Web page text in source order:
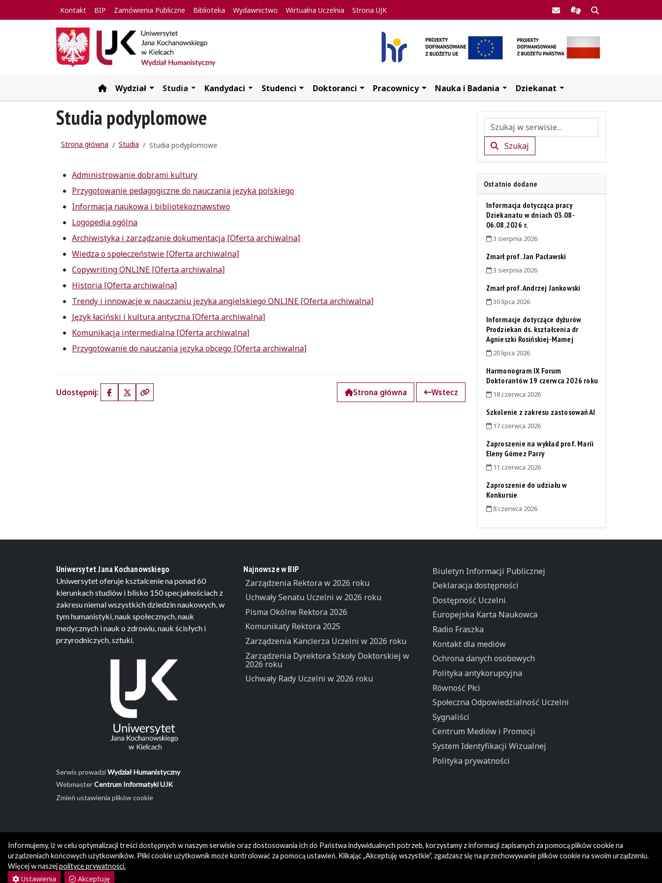
Kontakt BIP Zamówienia Publiczne Biblioteka Wydawnictwo Wirtualna Uczelnia Strona UJK Poczta UJKInformacje dla
Strona główna
Wydział Studia Kandydaci Studenci Doktoranci Pracownicy Nauka i Badania Dziekanat
Studia podyplomowe
Strona główna Studia Studia podyplomowe
Administrowanie dobrami kultury
Przygotowanie pedagogiczne do nauczania języka polskiego
Informacja naukowa i bibliotekoznawstwo
Logopedia ogólna
Archiwistyka i zarządzanie dokumentacją [Oferta archiwalna]
Wiedza o społeczeństwie [Oferta archiwalna]
Copywriting ONLINE [Oferta archiwalna]
Historia [Oferta archiwalna]
Trendy i innowacje w nauczaniu języka angielskiego ONLINE [Oferta archiwalna]
Język łaciński i kultura antyczna [Oferta archiwalna]
Komunikacja intermedialna [Oferta archiwalna]
Przygotowanie do nauczania języka obcego [Oferta archiwalna]
Udostępnij: FacebookX (Twitter)Kopiuj link Strona główna Wstecz
SzukajSzukaj
Ostatnio dodane
Informacja dotycząca pracy
Dziekanatu w dniach 03.08-
06.08.2026 r.
3 sierpnia 2026
Zmarł prof. Jan Pacławski
3 sierpnia 2026
Zmarł prof. Andrzej Jankowski
30 lipca 2026
Informacje dotyczące dyżurów
Prodziekan ds. kształcenia dr
Agnieszki Rosińskiej-Mamej
20 lipca 2026
Harmonogram IX Forum
Doktorantów 19 czerwca 2026 roku
18 czerwca 2026
Szkolenie z zakresu zastosowań AI
17 czerwca 2026
Zaproszenie na wykład prof. Maríi
Eleny Gómez Parry
11 czerwca 2026
Zaproszenie do udziału w
Konkursie
8 czerwca 2026
Uniwersytet Jana Kochanowskiego
Uniwersytet oferuje ksztalcenie na ponad 60
kierunkach studiów i blisko 150 specjalnościach z
zakresu niemal wszystkich dziedzin naukowych, w
tym humanistyki, nauk społecznych, nauk
medycznych i nauk o zdrowiu, nauk ścisłych i
przyrodniczych, sztuki.
Serwis prowadziWydział Humanistyczny
WebmasterCentrum Informatyki UJK
Zmień ustawienia plików cookie
Najnowsze w BIP
Zarządzenia Rektora w 2026 roku
Uchwały Senatu Uczelni w 2026 roku
Pisma Okólne Rektora 2026
Komunikaty Rektora 2025
Zarządzenia Kanclerza Uczelni w 2026 roku
Zarządzenia Dyrektora Szkoły Doktorskiej w
2026 roku
Uchwały Rady Uczelni w 2026 roku
Biuletyn Informacji Publicznej
Deklaracja dostępności
Dostępność Uczelni
Europejska Karta Naukowca
Radio Fraszka
Kontakt dla mediów
Ochrona danych osobowych
Polityka antykorupcyjna
Równość Płci
Społeczna Odpowiedzialność Uczelni
Sygnaliści
Centrum Mediów i Promocji
System Identyfikacji Wizualnej
Polityka prywatności
Informujemy, iż w celu optymalizacji treści dostępnych w naszym serwisie oraz dostosowania ich do Państwa indywidualnych potrzeb, korzystamy z informacji zapisanych za pomocą plików cookie na
urządzeniach końcowych użytkowników. Pliki cookie użytkownik może kontrolować za pomocą ustawień. Klikając „Akceptuję wszystkie”, zgadzasz się na przechowywanie plików cookie na swoim urządzeniu.
Więcej w naszejpolityce prywatności.
Ustawienia Akceptuję